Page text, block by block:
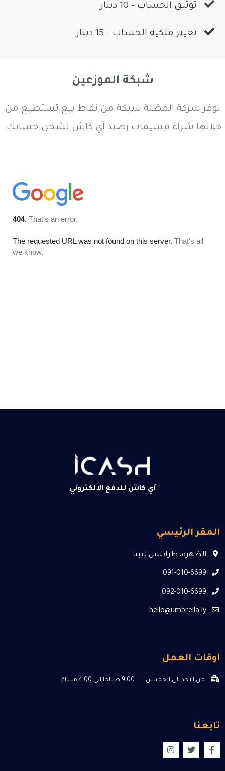
توثيق الحساب - 10 دينار
تغيير ملكية الحساب - 15 دينار
شبكة الموزعين
توفر شركة المظلة شبكة من نقاط بيع تستطيع من
خلالها شراء قسيمات رصيد آي كاش لشحن حسابك.
آي كاش للدفع الالكتروني
المقر الرئيسي
الظهرة، طرابلس ليبيا
091-010-6699
092-010-6699
hello@umbrella.ly
أوقات العمل
من الاحد الى الخميس 9:00 صباحا الى 4:00 مساءً
تابعنا